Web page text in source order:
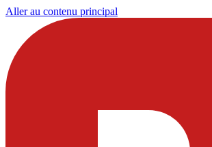
Aller au contenu principal